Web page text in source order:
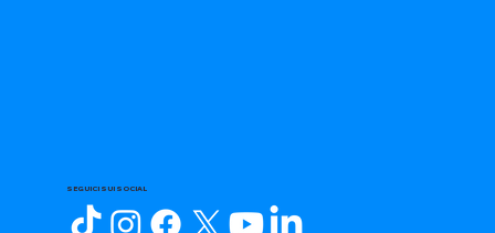
SEGUICI SUI SOCIAL